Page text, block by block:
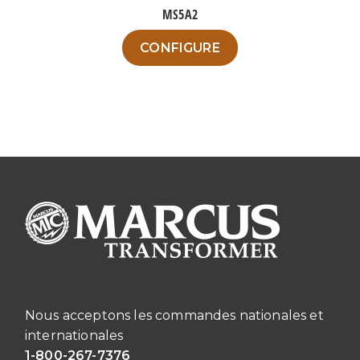
être
MS5A2
CONFIGURE
Ce
options
choisies
sur
la
produit
Nous acceptons les commandes nationales et
internationales
1-800-267-7376